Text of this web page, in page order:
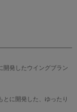
開発したウイングブラン
とに開発した、ゆったり